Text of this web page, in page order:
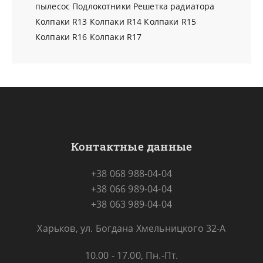
пылесос Подлокотники Решетка радиатора
Колпаки R13 Колпаки R14 Колпаки R15
Колпаки R16 Колпаки R17
Контактные данные
+38 068 988-04-04
+38 066 989-04-04
+38 063 989-04-04
Харьков, ул. Богдана Хмельницкого 32-А
10.00 - 17.00, Пн.-Пт.